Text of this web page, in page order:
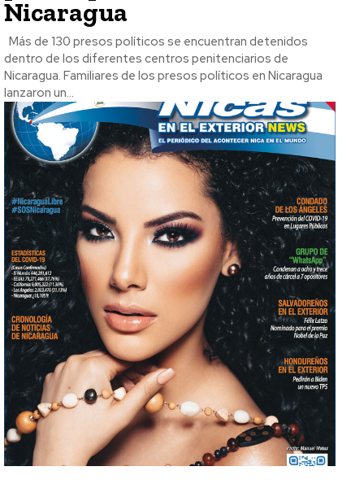
Nicaragua
dentro de los diferentes centros penitenciarios de
Nicaragua. Familiares de los presos políticos en Nicaragua
lanzaron un...